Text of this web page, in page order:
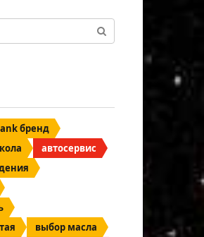
бренд
автосервис
выбор масла